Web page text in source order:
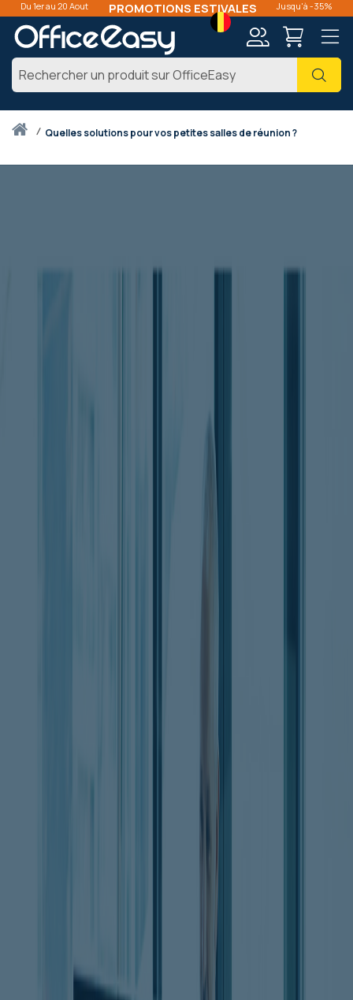
Du 1er au 20 Aout PROMOTIONS ESTIVALES Jusqu'à -35%
Langue
Accueilquelles solutions pour vos petites salles de réunion ?